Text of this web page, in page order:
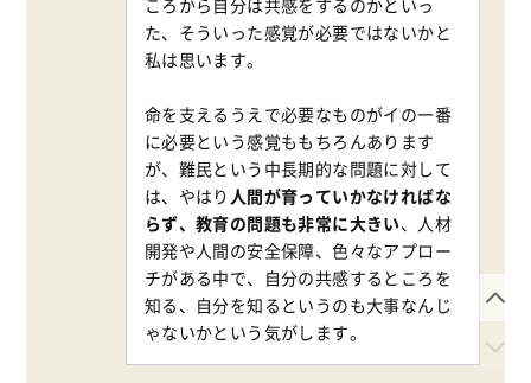
た、そういった感覚が必要ではないかと
私は思います。
命を支えるうえで必要なものがイの一番
に必要という感覚ももちろんあります
が、難民という中長期的な問題に対して
は、やはり 人間が育っていかなければな
らず、教育の問題も非常に大きい、人材
開発や人間の安全保障、色々なアプロー
チがある中で、自分の共感するところを
知る、自分を知るというのも大事なんじ
ゃないかという気がします。